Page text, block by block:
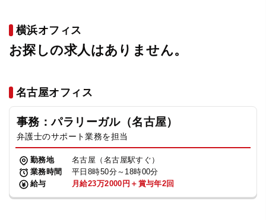
横浜オフィス
お探しの求人はありません。
名古屋オフィス
事務：パラリーガル（名古屋）
弁護士のサポート業務を担当
勤務地
名古屋（名古屋駅すぐ）
業務時間
平日8時50分～18時00分
給与
月給23万2000円＋賞与年2回